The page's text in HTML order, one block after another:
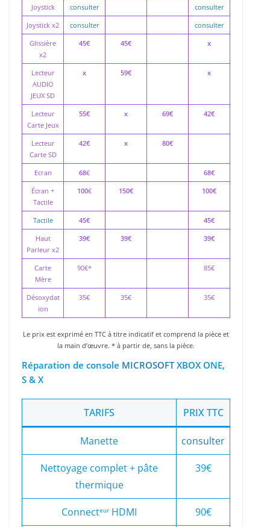
Joystick consulter
consulter
Joystick x2
consulter
consulter
Glissière
x2
45€ 45€ x
Lecteur
AUDIO
JEUX SD
x 59€ x
Lecteur
Carte Jeux
55€ x 69€ 42€
Lecteur
Carte SD
42€ x 80€
Ecran 68€
68€
Écran +
Tactile
100€ 150€ 100€
Tactile 45€
45€
Haut
Parleur x2
39€ 39€ 39€
Carte
Mère
90€* 85€
Désoxydat
ion
35€ 35€ 35€
Le prix est exprimé en TTC à titre indicatif et comprend la pièce et
la main d’œuvre. * à partir de, sans la pièce.
Réparation de console MICROSOFTXBOX ONE,
S & X
TARIFS PRIX TTC
Manette consulter
Nettoyage complet + pâte
thermique
39€
Connecteur HDMI 90€